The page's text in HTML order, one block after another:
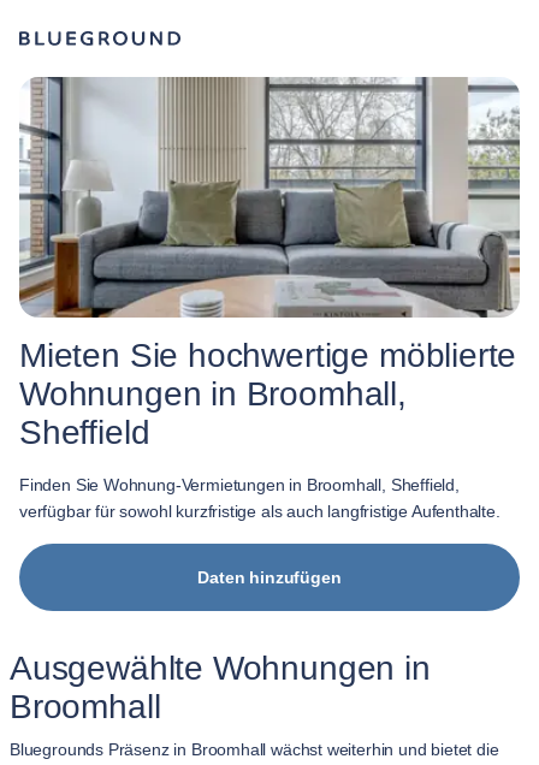
Mieten Sie hochwertige möblierte
Wohnungen in Broomhall,
Sheffield
Finden Sie Wohnung-Vermietungen in Broomhall, Sheffield,
verfügbar für sowohl kurzfristige als auch langfristige Aufenthalte.
Daten hinzufügen
Ausgewählte Wohnungen in
Broomhall
Bluegrounds Präsenz in Broomhall wächst weiterhin und bietet die